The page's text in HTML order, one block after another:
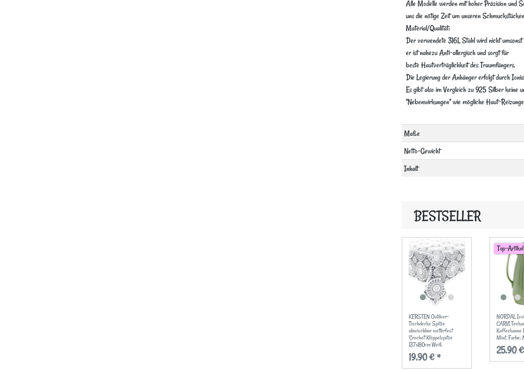
Alle Modelle werden mit hoher Präzision und
uns die nötige Zeit um unseren
Material/Qualität:
Der verwendete 316L Stahl wird nicht
er ist nahezu Anti-allergisch und sorgt für
beste Hautverträglichkeit des Traumfängers.
Die Legierung der Anhänger erfolgt durch
Es gibt also im Vergleich zu 925 Silber keine
"Nebenwirkungen" wie mögliche Haut-
Technisches
Merkmal
Wert
Maße
Netto-Gewicht
Inhalt
BESTSELLER
KERSTEN Outdoor-
Tischdecke Spitze
abwischbar wetterfest
'Crochet' Klöppelspitze
137x180cm Weiß
19,90 € *
Top-Artikel
NORDAL
CARVI
Kaffeekanne
Mint, Farbe:
25,90